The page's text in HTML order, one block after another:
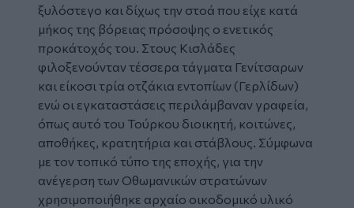
ξυλόστεγο και δίχως την στοά που είχε κατά
μήκος της βόρειας πρόσοψης ο ενετικός
προκάτοχός του. Στους Κισλάδες
φιλοξενούνταν τέσσερα τάγματα Γενίτσαρων
και είκοσι τρία οτζάκια εντοπίων (Γερλίδων)
ενώ οι εγκαταστάσεις περιλάμβαναν γραφεία,
όπως αυτό του Τούρκου διοικητή, κοιτώνες,
αποθήκες, κρατητήρια και στάβλους. Σύμφωνα
με τον τοπικό τύπο της εποχής, για την
ανέγερση των Οθωμανικών στρατώνων
χρησιμοποιήθηκε αρχαίο οικοδομικό υλικό